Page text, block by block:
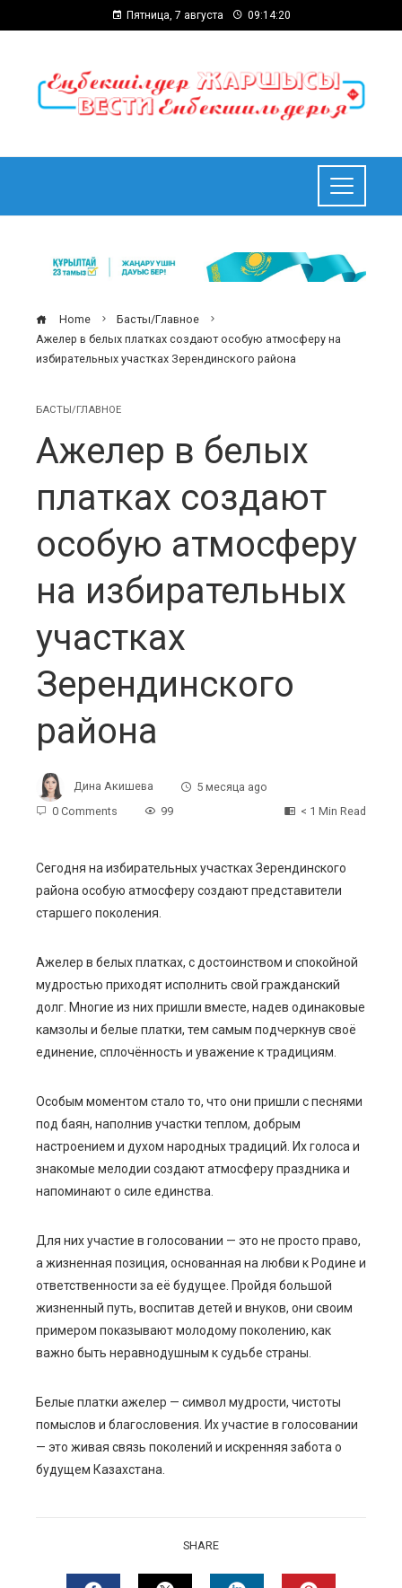
Пятница, 7 августа 09:14:21
Home
Басты/Главное
Ажелер в белых платках создают особую атмосферу на
избирательных участках Зерендинского района
БАСТЫ/ГЛАВНОЕ
Ажелер в белых
платках создают
особую атмосферу
на избирательных
участках
Зерендинского
района
Дина Акишева
5 месяца ago
0 Comments
99 < 1 Min Read
Сегодня на избирательных участках Зерендинского
района особую атмосферу создают представители
старшего поколения.
Ажелер в белых платках, с достоинством и спокойной
мудростью приходят исполнить свой гражданский
долг. Многие из них пришли вместе, надев одинаковые
камзолы и белые платки, тем самым подчеркнув своё
единение, сплочённость и уважение к традициям.
Особым моментом стало то, что они пришли с песнями
под баян, наполнив участки теплом, добрым
настроением и духом народных традиций. Их голоса и
знакомые мелодии создают атмосферу праздника и
напоминают о силе единства.
Для них участие в голосовании — это не просто право,
а жизненная позиция, основанная на любви к Родине и
ответственности за её будущее. Пройдя большой
жизненный путь, воспитав детей и внуков, они своим
примером показывают молодому поколению, как
важно быть неравнодушным к судьбе страны.
Белые платки ажелер — символ мудрости, чистоты
помыслов и благословения. Их участие в голосовании
— это живая связь поколений и искренняя забота о
будущем Казахстана.
SHARE